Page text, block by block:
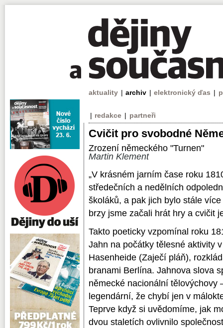
aktuality | archiv | elektronický ďas |
| redakce | partneři
Cvičit pro svobodné
Zrození německého "Turnen"
Martin Klement
„V krásném jarním čase roku
středečních a nedělních
školáků, a pak jich bylo stále
brzy jsme začali hrát hry a cvičit
Takto poeticky vzpomínal roku
Jahn na počátky tělesné aktivity
Hasenheide (Zaječí pláň),
branami Berlína. Jahnova slova
německé nacionální tělovýchovy
legendární, že chybí jen v
Teprve když si uvědomíme, jak
dvou staletích ovlivnilo